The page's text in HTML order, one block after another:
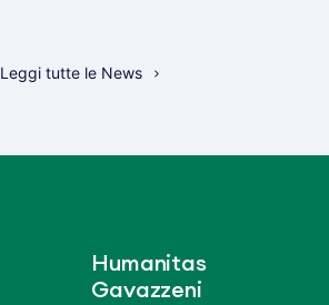
Leggi tutte le News
Humanitas
Gavazzeni